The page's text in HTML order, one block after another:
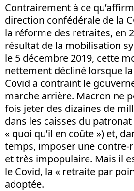
Contrairement à ce
direction confédérale de la
la réforme des retraites, en
résultat de la mobilisation
le 5 décembre 2019, cette
nettement décliné lorsque
Covid a contraint le
marche arrière. Macron ne
fois jeter des dizaines de
dans les caisses du
« quoi qu’il en coûte ») et,
temps, imposer une
et très impopulaire. Mais il
le Covid, la « retraite par
adoptée.